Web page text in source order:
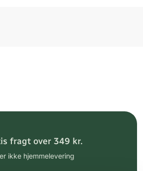
fragt over 349 kr.
ikke hjemmelevering